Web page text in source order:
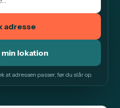
adresse
min lokation
at adressen passer, før du slår op.